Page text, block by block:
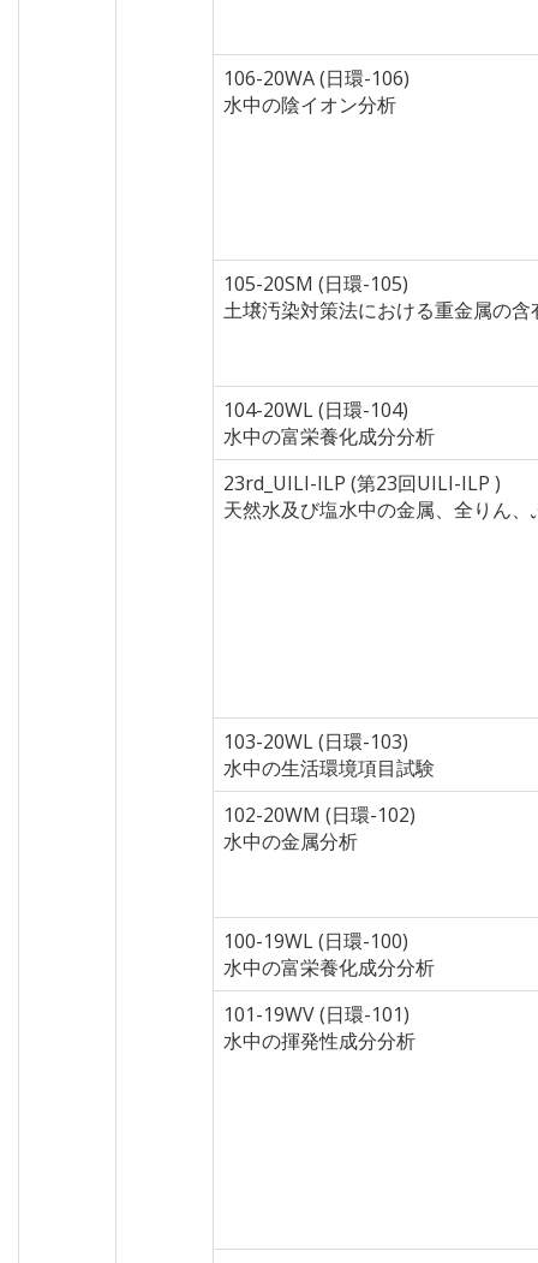
106-20WA (日環-106)
水中の陰イオン分析
105-20SM (日環-105)
土壌汚染対策法における重金属の含
104-20WL (日環-104)
水中の富栄養化成分分析
23rd_UILI-ILP (第23回UILI-ILP )
天然水及び塩水中の金属、全りん
103-20WL (日環-103)
水中の生活環境項目試験
102-20WM (日環-102)
水中の金属分析
100-19WL (日環-100)
水中の富栄養化成分分析
101-19WV (日環-101)
水中の揮発性成分分析